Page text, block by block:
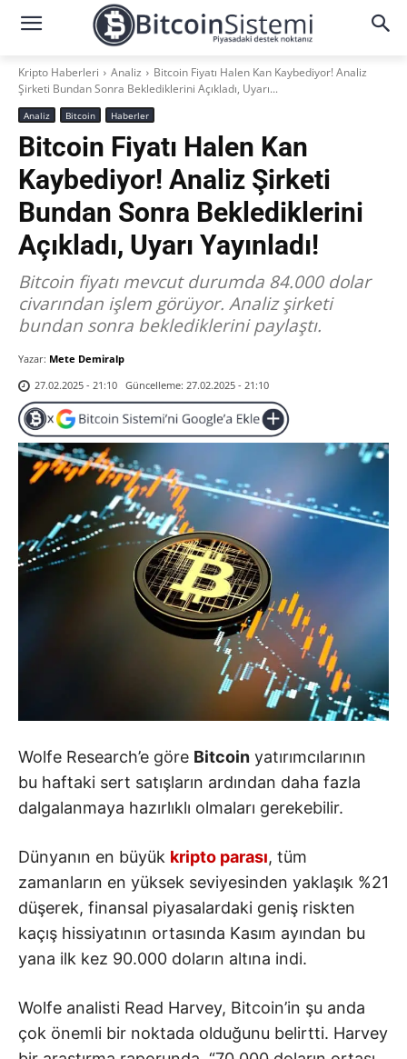
Kripto Haberleri Analiz
Bitcoin Fiyatı Halen Kan Kaybediyor! Analiz
Şirketi Bundan Sonra Beklediklerini Açıkladı, Uyarı...
Analiz Bitcoin Haberler
Bitcoin Fiyatı Halen Kan
Kaybediyor! Analiz Şirketi
Bundan Sonra Beklediklerini
Açıkladı, Uyarı Yayınladı!
Bitcoin fiyatı mevcut durumda 84.000 dolar
civarından işlem görüyor. Analiz şirketi
bundan sonra beklediklerini paylaştı.
Yazar: Mete Demiralp
27.02.2025 - 21:10 Güncelleme: 27.02.2025 - 21:10
Wolfe Research’e göre Bitcoin yatırımcılarının
bu haftaki sert satışların ardından daha fazla
dalgalanmaya hazırlıklı olmaları gerekebilir.
Dünyanın en büyük kripto parası, tüm
zamanların en yüksek seviyesinden yaklaşık %21
düşerek, finansal piyasalardaki geniş riskten
kaçış hissiyatının ortasında Kasım ayından bu
yana ilk kez 90.000 doların altına indi.
Wolfe analisti Read Harvey, Bitcoin’in şu anda
çok önemli bir noktada olduğunu belirtti. Harvey